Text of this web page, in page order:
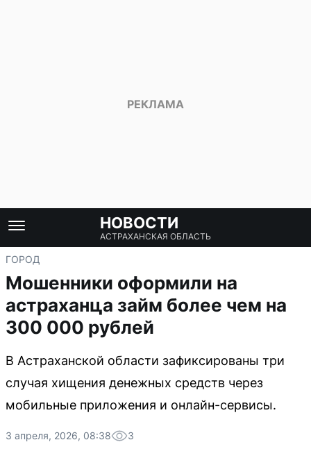
НОВОСТИ
АСТРАХАНСКАЯ ОБЛАСТЬ
ГОРОД
Мошенники оформили на
астраханца займ более чем на
300 000 рублей
В Астраханской области зафиксированы три
случая хищения денежных средств через
мобильные приложения и онлайн-сервисы.
3 апреля, 2026, 08:38 3